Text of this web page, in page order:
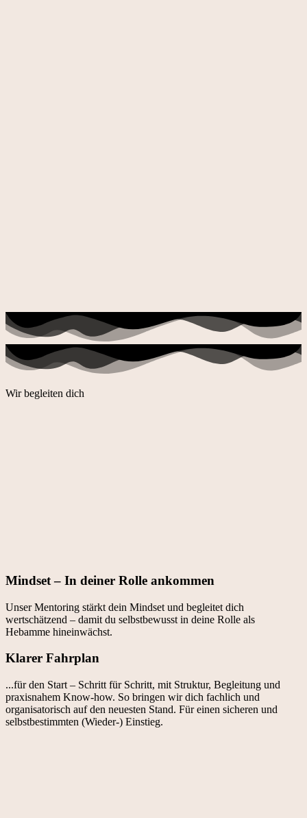
Wir begleiten dich
Mindset – In deiner Rolle­ ankommen
Unser Mentoring stärkt dein Mindset und begleitet dich
wertschätzend – damit du selbstbewusst in deine Rolle als
Hebamme hineinwächst.
Klarer Fahrplan
...für den Start – Schritt für Schritt, mit Struktur, Begleitung und
praxisnahem Know-how. So bringen wir dich fachlich und
organisatorisch auf den neuesten Stand. Für einen sicheren und
selbstbestimmten (Wieder-) Einstieg.